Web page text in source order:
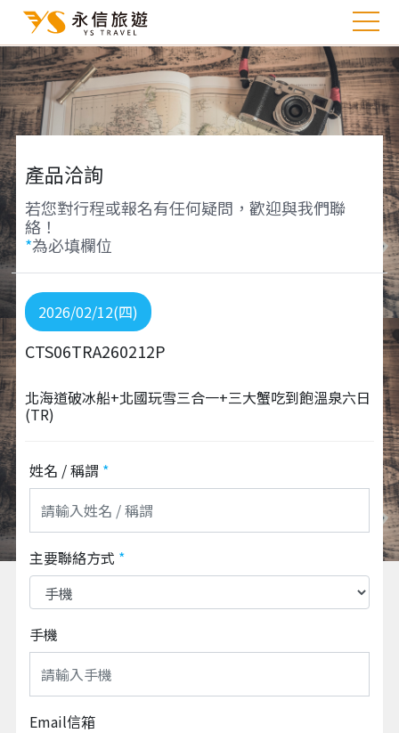
產品洽詢
若您對行程或報名有任何疑問，歡迎與我們聯
絡！
*為必填欄位
2026/02/12(四)
CTS06TRA260212P
北海道破冰船+北國玩雪三合一+三大蟹吃到飽溫泉六日
(TR)
姓名 / 稱謂 *
主要聯絡方式 *
手機
Email信箱